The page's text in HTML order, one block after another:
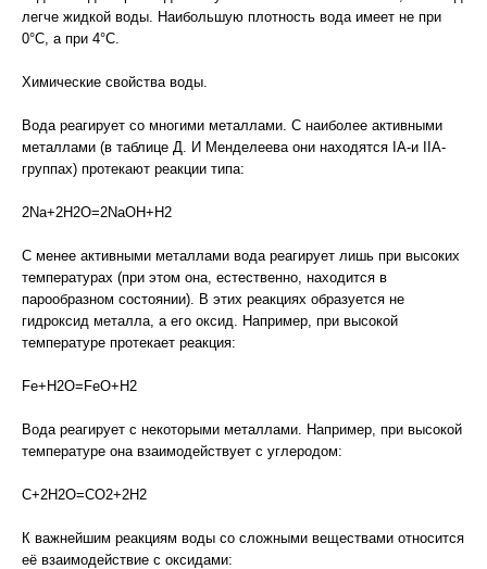
легче жидкой воды. Наибольшую плотность вода имеет не при
0°С, а при 4°С.
Химические свойства воды.
Вода реагирует со многими металлами. С наиболее активными
металлами (в таблице Д. И Менделеева они находятся IA-и IIA-
группах) протекают реакции типа:
2Na+2H2O=2NaOH+H2
С менее активными металлами вода реагирует лишь при высоких
температурах (при этом она, естественно, находится в
парообразном состоянии). В этих реакциях образуется не
гидроксид металла, а его оксид. Например, при высокой
температуре протекает реакция:
Fe+H2O=FeO+H2
Вода реагирует с некоторыми металлами. Например, при высокой
температуре она взаимодействует с углеродом:
C+2H2O=CO2+2H2
К важнейшим реакциям воды со сложными веществами относится
её взаимодействие с оксидами: